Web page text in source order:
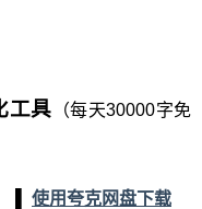
具 （每天30000字免
使用夸克网盘下载